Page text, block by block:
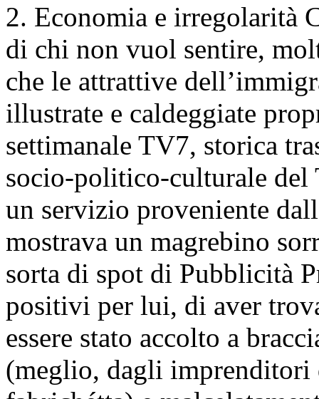
2. Economia e irregolarità
di chi non vuol sentire,
che le attrattive
illustrate e caldeggiate
settimanale TV7, storica
socio-politico-culturale del
un servizio proveniente
mostrava un magrebino
sorta di spot di Pubblicità
positivi per lui, di aver
essere stato accolto a
(meglio, dagli